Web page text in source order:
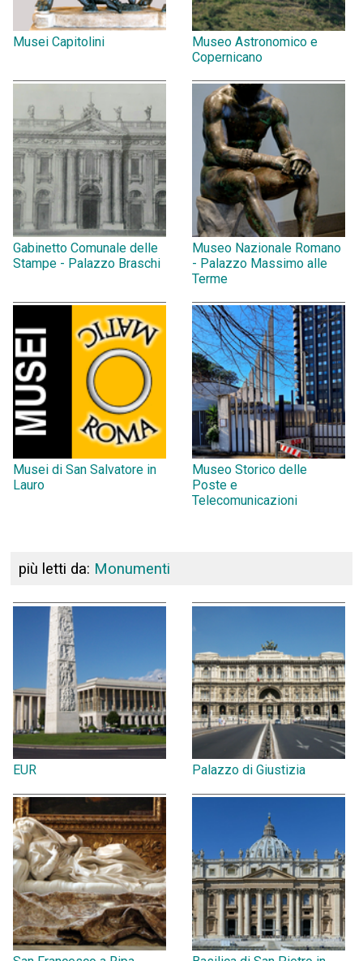
Musei Capitolini
Museo Astronomico e
Copernicano
Gabinetto Comunale delle
Stampe - Palazzo Braschi
Museo Nazionale Romano
- Palazzo Massimo alle
Terme
Musei di San Salvatore in
Lauro
Museo Storico delle
Poste e
Telecomunicazioni
più letti da: Monumenti
EUR Palazzo di Giustizia